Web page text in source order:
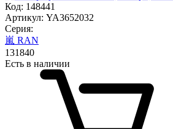
Код: 148441
Артикул: YA3652032
Серия:
嵐 RAN
131840
Есть в наличии